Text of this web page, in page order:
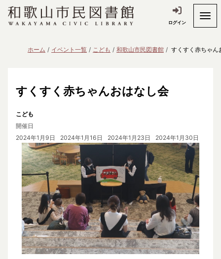
ログイン
ホーム イベント一覧 こども 和歌山市民図書館 すくすく赤ちゃん
すくすく赤ちゃんおはなし会
こども
開催日
2024年1月9日
2024年1月16日 2024年1月23日 2024年1月30日